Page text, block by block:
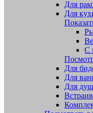
Для
Для
С
Для
Для
Для